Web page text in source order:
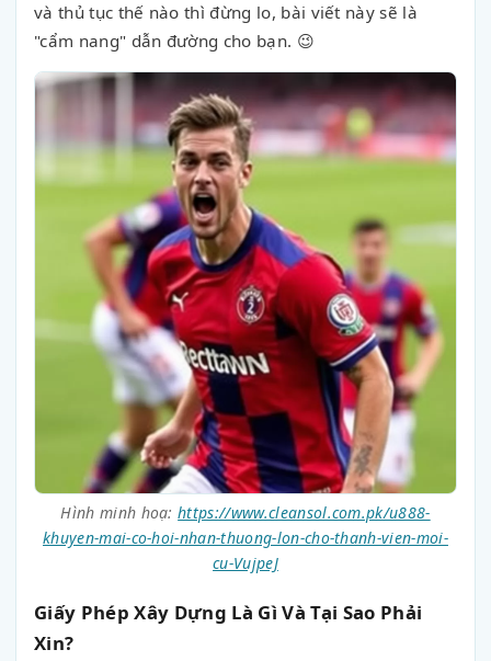
và thủ tục thế nào thì đừng lo, bài viết này sẽ là
"cẩm nang" dẫn đường cho bạn. 😉
Hình minh hoạ:https://www.cleansol.com.pk/u888-
khuyen-mai-co-hoi-nhan-thuong-lon-cho-thanh-vien-moi-
cu-VujpeJ
Giấy Phép Xây Dựng Là Gì Và Tại Sao Phải
Xin?